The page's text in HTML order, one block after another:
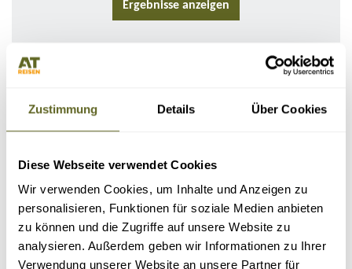
Zustimmung Details Über Cookies
Diese Webseite verwendet Cookies
Wir verwenden Cookies, um Inhalte und Anzeigen zu
personalisieren, Funktionen für soziale Medien anbieten
zu können und die Zugriffe auf unsere Website zu
analysieren. Außerdem geben wir Informationen zu Ihrer
Verwendung unserer Website an unsere Partner für
FAMILIENREISEN NACH FINNLAND
Sortieren nach: